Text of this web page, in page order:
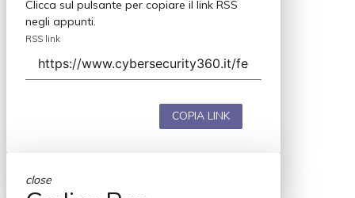
Clicca sul pulsante per copiare il link RSS
negli appunti.
RSS link
COPIA LINK
close